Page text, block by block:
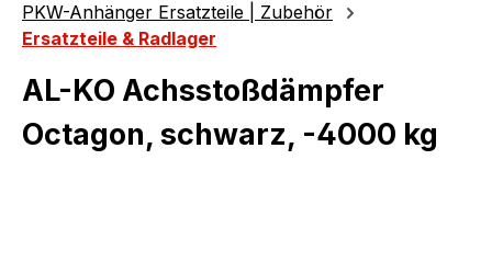
PKW-Anhänger Ersatzteile | Zubehör
Ersatzteile & Radlager
AL-KO Achsstoßdämpfer
Octagon, schwarz, -4000 kg